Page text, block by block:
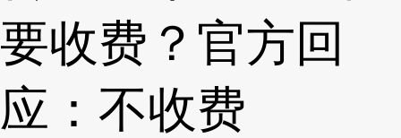
要收费？官方回
应：不收费